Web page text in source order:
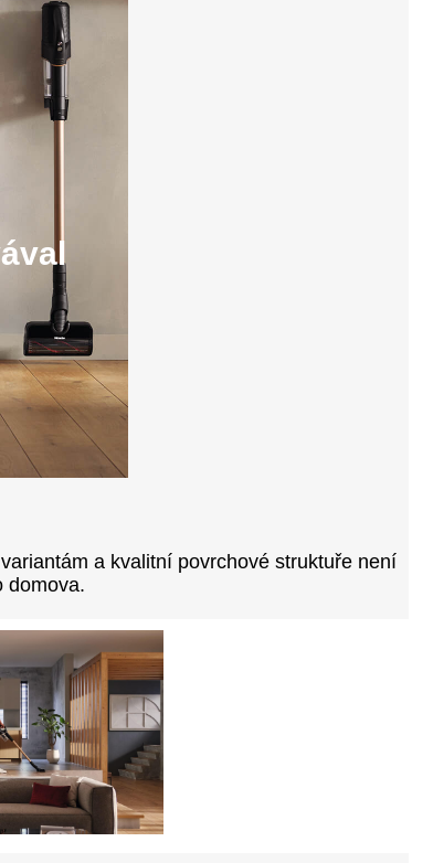
a kvalitní povrchové struktuře není
domova.